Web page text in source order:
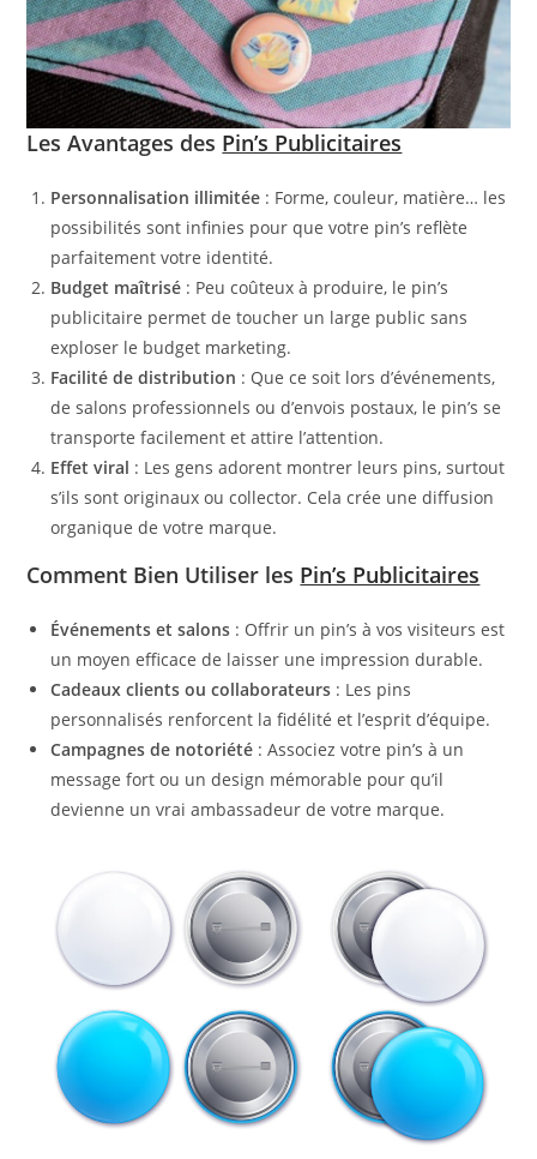
Les Avantages des Pin’s Publicitaires
Personnalisation illimitée : Forme, couleur, matière… les
possibilités sont infinies pour que votre pin’s reflète
parfaitement votre identité.
Budget maîtrisé : Peu coûteux à produire, le pin’s
publicitaire permet de toucher un large public sans
exploser le budget marketing.
Facilité de distribution : Que ce soit lors d’événements,
de salons professionnels ou d’envois postaux, le pin’s se
transporte facilement et attire l’attention.
Effet viral : Les gens adorent montrer leurs pins, surtout
s’ils sont originaux ou collector. Cela crée une diffusion
organique de votre marque.
Comment Bien Utiliser les Pin’s Publicitaires
Événements et salons : Offrir un pin’s à vos visiteurs est
un moyen efficace de laisser une impression durable.
Cadeaux clients ou collaborateurs : Les pins
personnalisés renforcent la fidélité et l’esprit d’équipe.
Campagnes de notoriété : Associez votre pin’s à un
message fort ou un design mémorable pour qu’il
devienne un vrai ambassadeur de votre marque.